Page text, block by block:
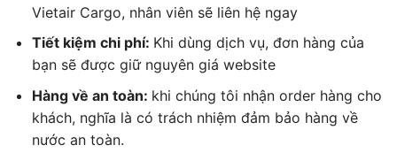
Vietair Cargo, nhân viên sẽ liên hệ ngay
Tiết kiệm chi phí: Khi dùng dịch vụ, đơn hàng của
bạn sẽ được giữ nguyên giá website
Hàng về an toàn: khi chúng tôi nhận order hàng cho
khách, nghĩa là có trách nhiệm đảm bảo hàng về
nước an toàn.